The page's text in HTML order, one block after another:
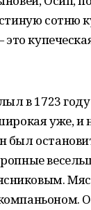
сотню
в 1723
уже, и